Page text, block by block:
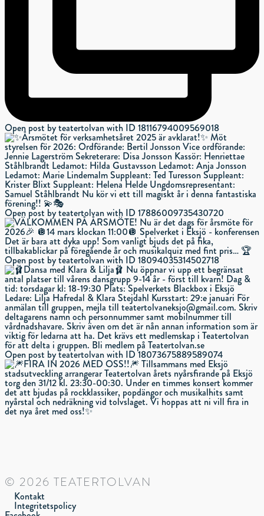
Open post by teatertolvan with ID 18116794009569018
Open post by teatertolvan with ID 17886009735430720
Open post by teatertolvan with ID 18094035314502718
Open post by teatertolvan with ID 18073675889589074
© 2026 TEATERTOLVAN
Kontakt
Integritetspolicy